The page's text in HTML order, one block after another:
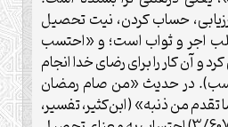
حساب کردن، نیت تحصیل
اجر و ثواب است؛ و «احتسب
کرد و آن کار را برای رضای خدا انجام
در حدیث «من صام رمضان
تقدم من ذنبه» (ابن‌کثیر، تفسیر،